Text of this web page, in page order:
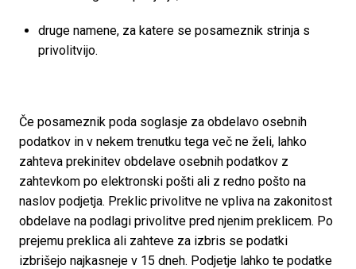
druge namene, za katere se posameznik strinja s
privolitvijo.
Če posameznik poda soglasje za obdelavo osebnih
podatkov in v nekem trenutku tega več ne želi, lahko
zahteva prekinitev obdelave osebnih podatkov z
zahtevkom po elektronski pošti ali z redno pošto na
naslov podjetja. Preklic privolitve ne vpliva na zakonitost
obdelave na podlagi privolitve pred njenim preklicem. Po
prejemu preklica ali zahteve za izbris se podatki
izbrišejo najkasneje v 15 dneh. Podjetje lahko te podatke